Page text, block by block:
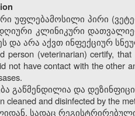
უფლებამოსილი პირი
კლინიკური
და არა აქვთ ინფექციურ
person (veterinarian) certify,
not have contact with the
გაწმენდილია და
cleaned and disinfected by the
სადაც